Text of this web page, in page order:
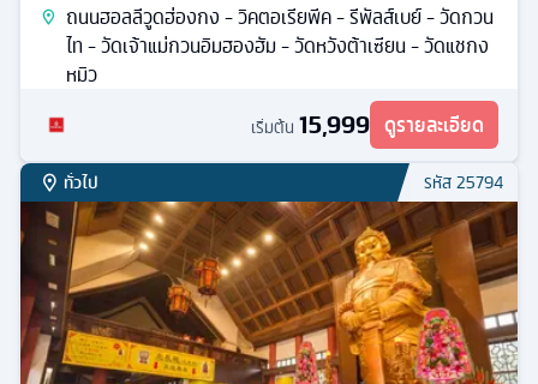
ถนนฮอลลีวูดฮ่องกง - วิคตอเรียพีค - รีพัลส์เบย์ - วัดกวน
ไท - วัดเจ้าแม่กวนอิมฮองฮัม - วัดหวังต้าเซียน - วัดแชกง
หมิว
เริ่มต้น 15,999 ดูรายละเอียด
ทั่วไป รหัส25794